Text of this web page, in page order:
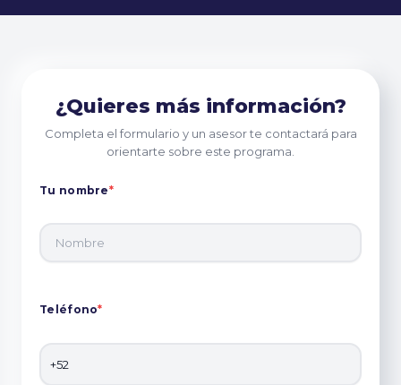
¿Quieres más información?
Completa el formulario y un asesor te contactará para
orientarte sobre este programa.
Tu nombre*
Teléfono*